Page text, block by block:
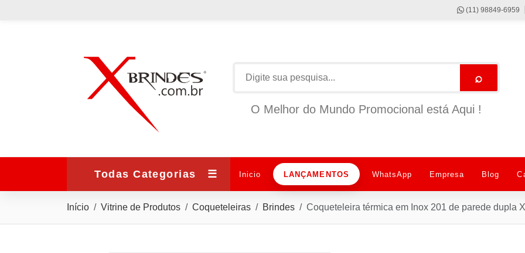
(11) 98849-6959
⌕
O Melhor do Mundo Promocional está Aqui !
Todas Categorias ☰ Inicio LANÇAMENTOS WhatsApp Empresa Blog
Início Vitrine de Produtos Coqueteleiras Brindes Coqueteleira térmica em Inox 201 de parede dupla